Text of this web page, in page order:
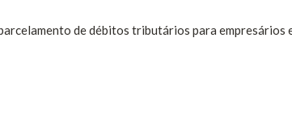
de débitos tributários para empresários